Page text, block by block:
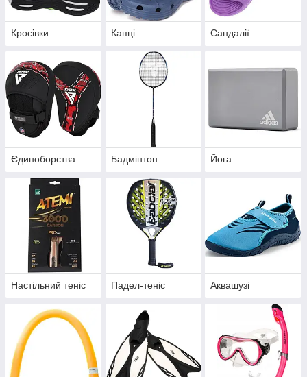
Кросівки Капці Сандалії
Єдиноборства Бадмінтон Йога
Настільний теніс Падел-теніс Аквашузі